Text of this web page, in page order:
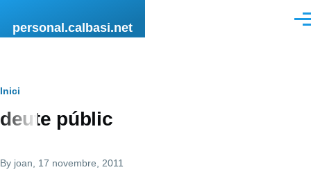
personal.calbasi.net
Fil
d'Ariadna
Inici
deute públic
By joan , 17 novembre, 2011